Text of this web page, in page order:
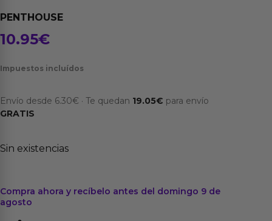
PENTHOUSE
10.95€
Impuestos incluídos
Envío desde 6.30€ · Te quedan 19.05€ para envío
GRATIS
Sin existencias
Compra ahora y recíbelo antes del domingo 9 de
agosto